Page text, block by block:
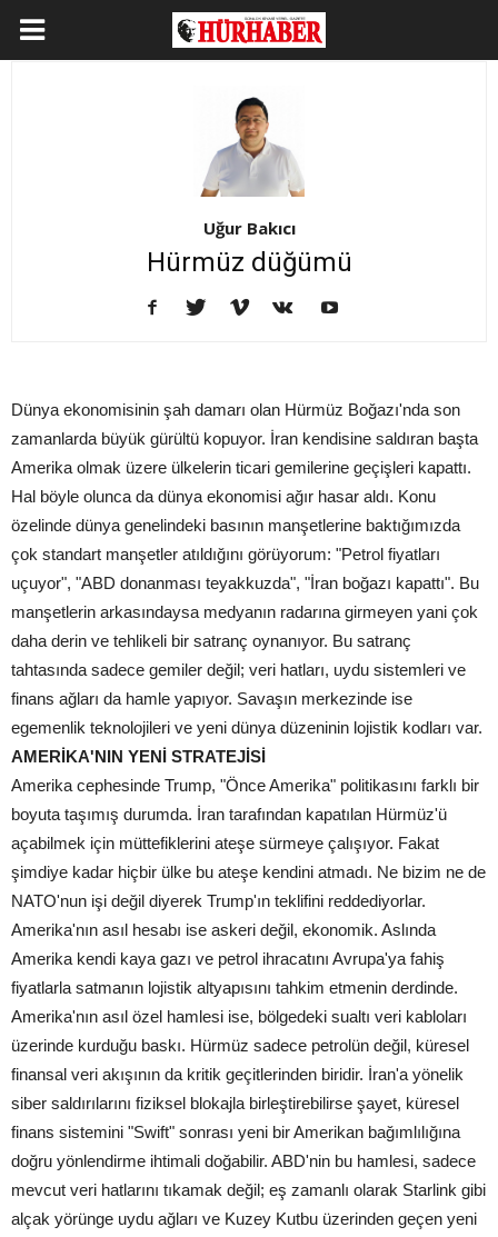
Uğur Bakıcı
Hürmüz düğümü
Dünya ekonomisinin şah damarı olan Hürmüz Boğazı'nda son
zamanlarda büyük gürültü kopuyor. İran kendisine saldıran başta
Amerika olmak üzere ülkelerin ticari gemilerine geçişleri kapattı.
Hal böyle olunca da dünya ekonomisi ağır hasar aldı. Konu
özelinde dünya genelindeki basının manşetlerine baktığımızda
çok standart manşetler atıldığını görüyorum: "Petrol fiyatları
uçuyor", "ABD donanması teyakkuzda", "İran boğazı kapattı". Bu
manşetlerin arkasındaysa medyanın radarına girmeyen yani çok
daha derin ve tehlikeli bir satranç oynanıyor. Bu satranç
tahtasında sadece gemiler değil; veri hatları, uydu sistemleri ve
finans ağları da hamle yapıyor. Savaşın merkezinde ise
egemenlik teknolojileri ve yeni dünya düzeninin lojistik kodları var.
AMERİKA'NIN YENİ STRATEJİSİ
Amerika cephesinde Trump, "Önce Amerika" politikasını farklı bir
boyuta taşımış durumda. İran tarafından kapatılan Hürmüz'ü
açabilmek için müttefiklerini ateşe sürmeye çalışıyor. Fakat
şimdiye kadar hiçbir ülke bu ateşe kendini atmadı. Ne bizim ne de
NATO'nun işi değil diyerek Trump'ın teklifini reddediyorlar.
Amerika'nın asıl hesabı ise askeri değil, ekonomik. Aslında
Amerika kendi kaya gazı ve petrol ihracatını Avrupa'ya fahiş
fiyatlarla satmanın lojistik altyapısını tahkim etmenin derdinde.
Amerika'nın asıl özel hamlesi ise, bölgedeki sualtı veri kabloları
üzerinde kurduğu baskı. Hürmüz sadece petrolün değil, küresel
finansal veri akışının da kritik geçitlerinden biridir. İran'a yönelik
siber saldırılarını fiziksel blokajla birleştirebilirse şayet, küresel
finans sistemini "Swift" sonrası yeni bir Amerikan bağımlılığına
doğru yönlendirme ihtimali doğabilir. ABD'nin bu hamlesi, sadece
mevcut veri hatlarını tıkamak değil; eş zamanlı olarak Starlink gibi
alçak yörünge uydu ağları ve Kuzey Kutbu üzerinden geçen yeni